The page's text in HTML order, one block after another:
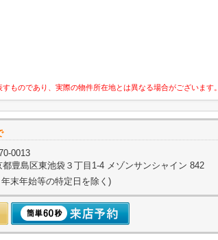
ものであり、実際の物件所在地とは異なる場合がございます。
0013
都豊島区東池袋３丁目1-4 メゾンサンシャイン 842
末年始等の特定日を除く)